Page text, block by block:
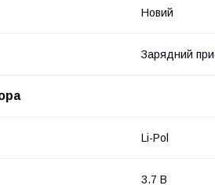
Новий
Зарядний
Li-Pol
3.7 В